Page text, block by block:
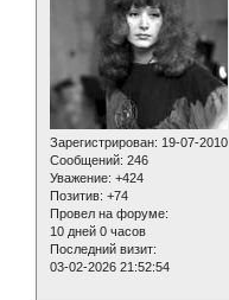
Зарегистрирован: 19-07-2010
Сообщений: 246
Уважение: +424
Позитив: +74
Провел на форуме:
10 дней 0 часов
Последний визит:
03-02-2026 21:52:54